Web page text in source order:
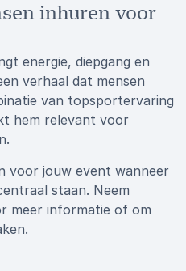
inhuren voor
energie, diepgang en
verhaal dat mensen
van topsportervaring
hem relevant voor
voor jouw event wanneer
staan. Neem
meer informatie of om